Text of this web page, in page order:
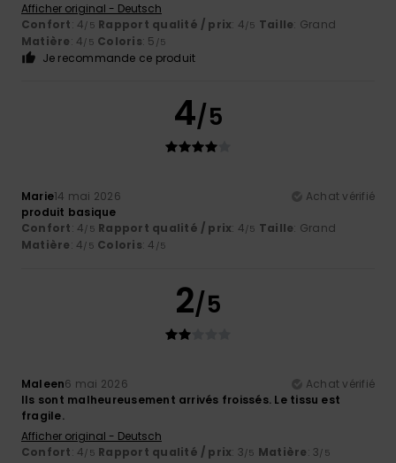
Afficher original - Deutsch
Confort: 4/5 Rapport qualité / prix: 4/5 Taille: Grand
Matière: 4/5 Coloris: 5 /5
Je recommande ce produit
4/5
Marie14 mai 2026
Achat vérifié
produit basique
Confort: 4/5 Rapport qualité / prix: 4/5 Taille: Grand
Matière: 4/5 Coloris: 4 /5
2/5
Maleen6 mai 2026
Achat vérifié
Ils sont malheureusement arrivés froissés. Le tissu est
fragile.
Afficher original - Deutsch
Confort: 4/5 Rapport qualité / prix: 3/5 Matière: 3/5